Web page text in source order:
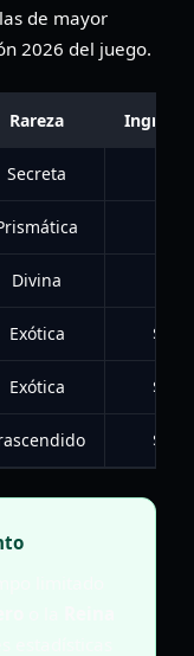
de mayor
2026 del juego.
Rareza Ingreso
Secreta
Divina
Exótica
Exótica